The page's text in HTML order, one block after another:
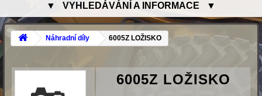
▼ VYHLEDÁVÁNÍ A INFORMACE ▼
Náhradní díly 6005Z LOŽISKO
6005Z LOŽISKO